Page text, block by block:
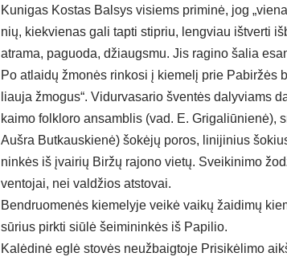
Ku­ni­gas Kos­tas Bal­sys vi­siems pri­mi­nė, jog
nių, kiek­vie­nas ga­li tap­ti stip­riu, leng­viau iš­tver­ti
at­ra­ma, pa­guo­da, džiaugs­mu. Jis ra­gi­no ša­lia
Po at­lai­dų žmo­nės rin­ko­si į kie­me­lį prie Pa­bir­žės
liau­ja žmo­gus“. Vi­dur­va­sa­rio šven­tės da­ly­viams
kai­mo folk­lo­ro an­samb­lis (vad. E. Gri­ga­liū­nie­nė),
Auš­ra But­kaus­kie­nė) šo­kė­jų po­ros, li­ni­ji­nius
nin­kės iš įvai­rių Bir­žų ra­jo­no vie­tų. Svei­ki­ni­mo
ven­to­jai, nei val­džios at­sto­vai.
Bend­ruo­me­nės kie­me­ly­je vei­kė vai­kų žai­di­mų
sū­rius pirk­ti siū­lė šei­mi­nin­kės iš Pa­pi­lio.
Kalėdinė eglė stovės neužbaigtoje Prisikėlimo